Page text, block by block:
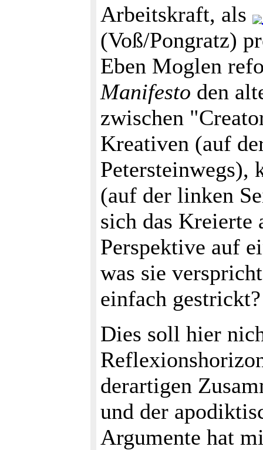
Arbeitskraft, als
(Voß/Pongratz)
Eben Moglen
Manifesto den
zwischen
Kreativen (auf
Petersteinwegs),
(auf der linken
sich das Kreierte
Perspektive auf
was sie
einfach gestrickt?
Dies soll hier
derartigen
und der
Argumente hat